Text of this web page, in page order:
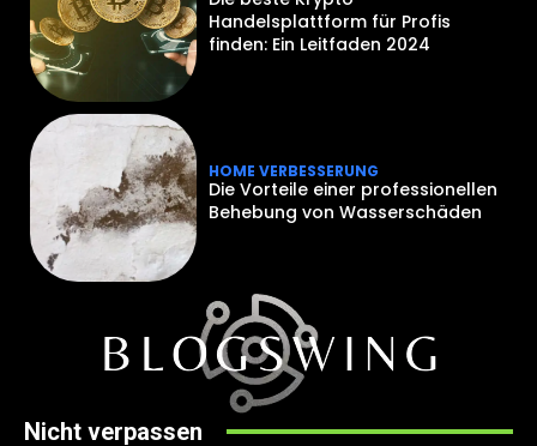
Handelsplattform für Profis
finden: Ein Leitfaden 2024
HOME VERBESSERUNG
Die Vorteile einer professionellen
Behebung von Wasserschäden
Nicht verpassen